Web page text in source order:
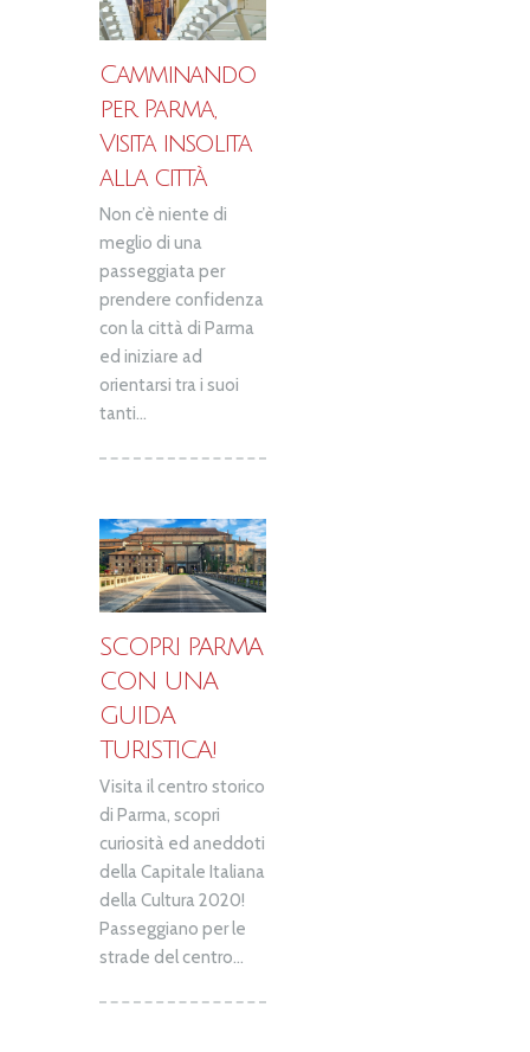
Camminando
per Parma,
Visita insolita
alla città
Non c’è niente di
meglio di una
passeggiata per
prendere confidenza
con la città di Parma
ed iniziare ad
orientarsi tra i suoi
tanti...
SCOPRI PARMA
CON UNA
GUIDA
TURISTICA!
Visita il centro storico
di Parma, scopri
curiosità ed aneddoti
della Capitale Italiana
della Cultura 2020!
Passeggiano per le
strade del centro...